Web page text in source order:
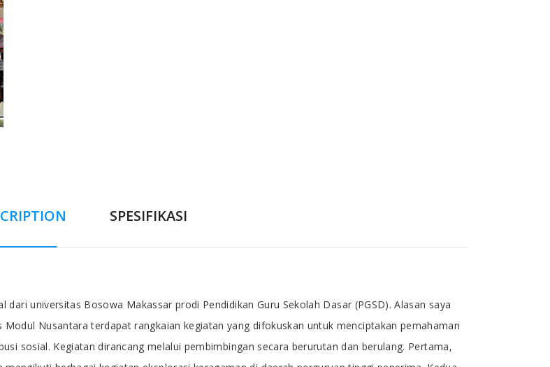
SPESIFIKASI
universitas Bosowa Makassar prodi Pendidikan Guru Sekolah Dasar (PGSD). Alasan saya
Nusantara terdapat rangkaian kegiatan yang difokuskan untuk menciptakan pemahaman
sosial. Kegiatan dirancang melalui pembimbingan secara berurutan dan berulang. Pertama,